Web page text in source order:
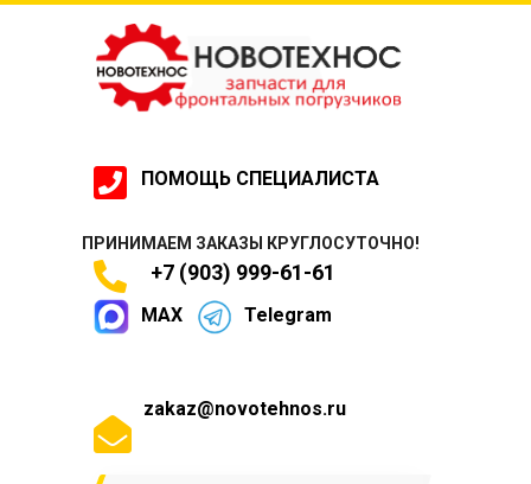
ПОМОЩЬ СПЕЦИАЛИСТА
ПРИНИМАЕМ ЗАКАЗЫ КРУГЛОСУТОЧНО!
+7 (903) 999-61-61
MAX Telegram
zakaz@novotehnos.ru